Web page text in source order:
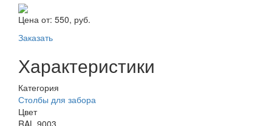
Цена от: 550, руб.
Заказать
Характеристики
Категория
Столбы для забора
Цвет
RAL 9003